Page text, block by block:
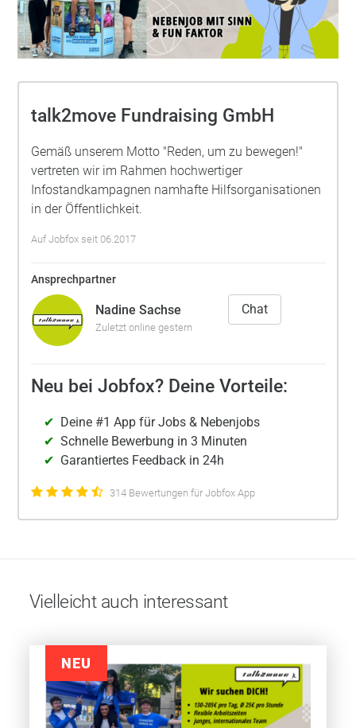
talk2move Fundraising GmbH
Gemäß unserem Motto "Reden, um zu bewegen!"
vertreten wir im Rahmen hochwertiger
Infostandkampagnen namhafte Hilfsorganisationen
in der Öffentlichkeit.
Auf Jobfox seit 06.2017
Ansprechpartner
Nadine Sachse
Zuletzt online gestern
Chat
Neu bei Jobfox? Deine Vorteile:
Deine #1 App für Jobs & Nebenjobs
Schnelle Bewerbung in 3 Minuten
Garantiertes Feedback in 24h
314 Bewertungen für Jobfox App
Vielleicht auch interessant
NEU